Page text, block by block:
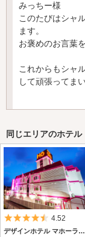
みっちー様
このたびはシャ
ます。
お褒めのお言葉
これからもシャ
して頑張ってま
ホテ
人
同じエリアのホテル
5つ星のうち
4.52
デザインホテル マホーラ摂津【プラザアンジェログループ】